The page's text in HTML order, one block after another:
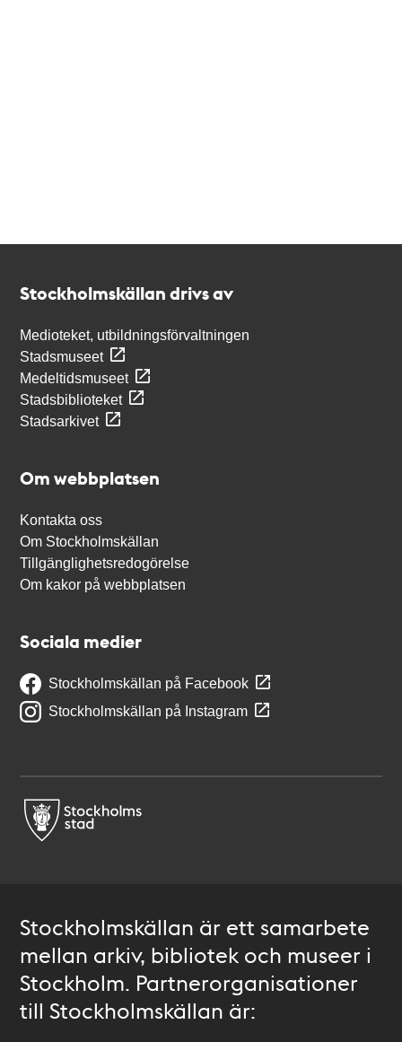
Stockholmskällan drivs av
Medioteket, utbildningsförvaltningen
Stadsmuseet
Medeltidsmuseet
Stadsbiblioteket
Stadsarkivet
Om webbplatsen
Kontakta oss
Om Stockholmskällan
Tillgänglighetsredogörelse
Om kakor på webbplatsen
Sociala medier
Stockholmskällan på Facebook
Stockholmskällan på Instagram
Stockholmskällan är ett samarbete
mellan arkiv, bibliotek och museer i
Stockholm. Partnerorganisationer
till Stockholmskällan är: